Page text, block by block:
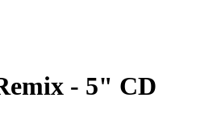
- 5" CD